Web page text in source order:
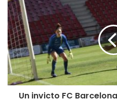
Un invicto FC